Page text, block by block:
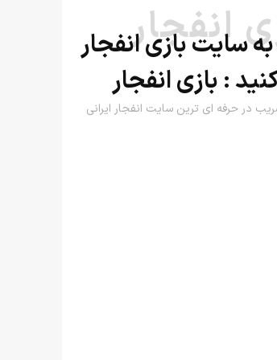
انفجار
سایت بازی انفجار
: بازی انفجار
در حرفه ای ترین سایت انفجار ایرانی